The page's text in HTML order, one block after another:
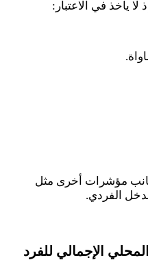
يأخذ في الاعتبار :
جانب مؤشرات أخرى مثل
الفردي.
الإجمالي للفرد